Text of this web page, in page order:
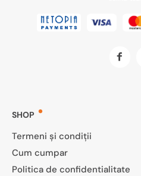
SHOP
Termeni și condiții
Cum cumpar
Politica de confidentialitate